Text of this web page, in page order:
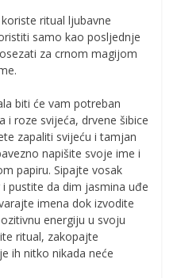
ritual ljubavne
samo kao posljednje
za crnom magijom
biti će vam potreban
i roze svijeća, drvene šibice
zapaliti svijeću i tamjan
napišite svoje ime i
papiru. Sipajte vosak
pustite da dim jasmina uđe
imena dok izvodite
energiju u svoju
ritual, zakopajte
ih nitko nikada neće